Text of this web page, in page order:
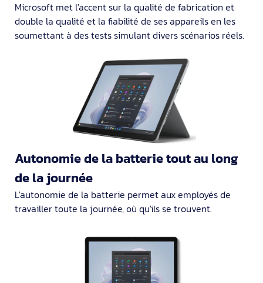
Microsoft met l'accent sur la qualité de fabrication et
double la qualité et la fiabilité de ses appareils en les
soumettant à des tests simulant divers scénarios réels.
Autonomie de la batterie tout au long
de la journée
L'autonomie de la batterie permet aux employés de
travailler toute la journée, où qu'ils se trouvent.